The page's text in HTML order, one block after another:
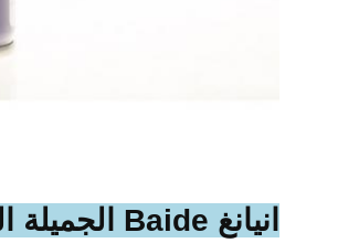
انيانغ Baide الجميلة الكيميائية المحدودة.